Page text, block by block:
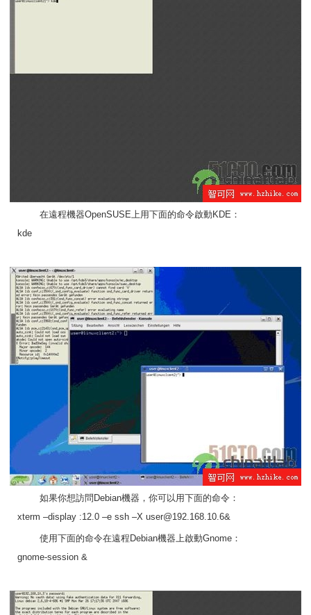
在遠程機器OpenSUSE上用下面的命令啟動KDE：
kde
如果你想訪問Debian機器，你可以用下面的命令：
xterm –display :12.0 –e ssh –X user@192.168.10.6&
使用下面的命令在遠程Debian機器上啟動Gnome：
gnome-session &